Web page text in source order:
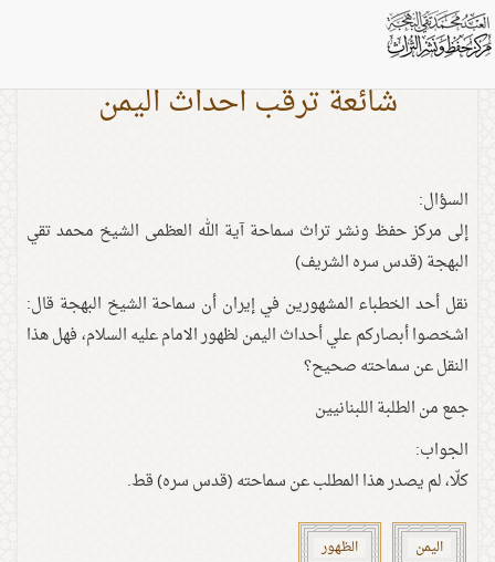
شائعة ترقب أحداث اليمن
السؤال:
إلى مركز حفظ ونشر تراث سماحة آية الله العظمى الشيخ محمد تقي
البهجة (قدس سره الشريف)
نقل أحد الخطباء المشهورين في إيران أن سماحة الشيخ البهجة قال:
اشخصوا أبصاركم علي أحداث اليمن لظهور الامام عليه السلام، فهل هذا
النقل عن سماحته صحيح؟
جمع من الطلبة اللبنانيين
الجواب:
کلّا، لم یصدر هذا المطلب عن سماحته (قدس سره) قط.
اليمن الظهور